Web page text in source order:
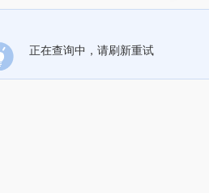
正在查询中，请刷新重试